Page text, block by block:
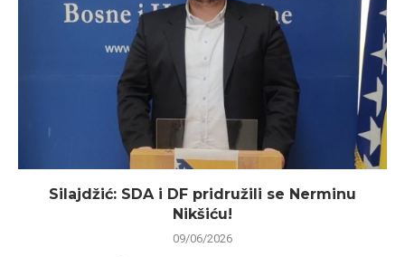
Silajdžić: SDA i DF pridružili se Nerminu
Nikšiću!
09/06/2026